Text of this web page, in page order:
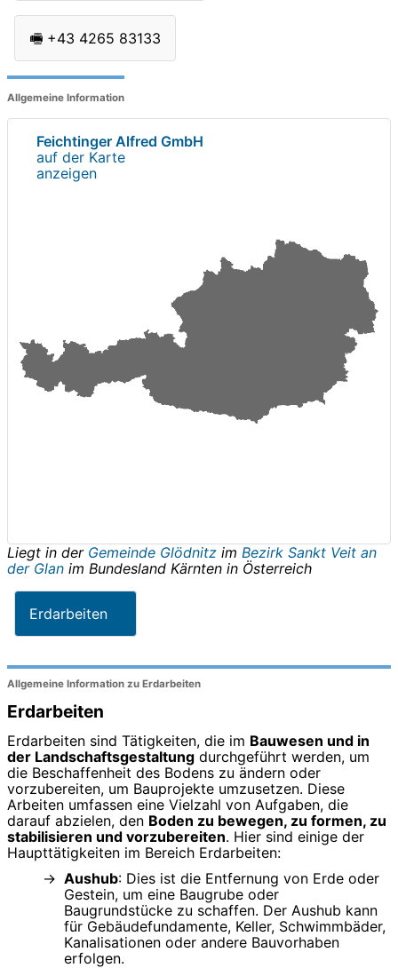
🖷 +43 4265 83133
Allgemeine Information
Feichtinger Alfred GmbH
auf der Karte
anzeigen
Liegt in der Gemeinde Glödnitz im Bezirk Sankt Veit an
der Glan im Bundesland Kärnten in Österreich
Erdarbeiten
Allgemeine Information zu Erdarbeiten
Erdarbeiten
Erdarbeiten sind Tätigkeiten, die im Bauwesen und in
der Landschaftsgestaltung durchgeführt werden, um
die Beschaffenheit des Bodens zu ändern oder
vorzubereiten, um Bauprojekte umzusetzen. Diese
Arbeiten umfassen eine Vielzahl von Aufgaben, die
darauf abzielen, den Boden zu bewegen, zu formen, zu
stabilisieren und vorzubereiten. Hier sind einige der
Haupttätigkeiten im Bereich Erdarbeiten:
Aushub: Dies ist die Entfernung von Erde oder
Gestein, um eine Baugrube oder
Baugrundstücke zu schaffen. Der Aushub kann
für Gebäudefundamente, Keller, Schwimmbäder,
Kanalisationen oder andere Bauvorhaben
erfolgen.